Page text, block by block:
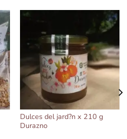
Dulces del jard?n x 210 g
Durazno